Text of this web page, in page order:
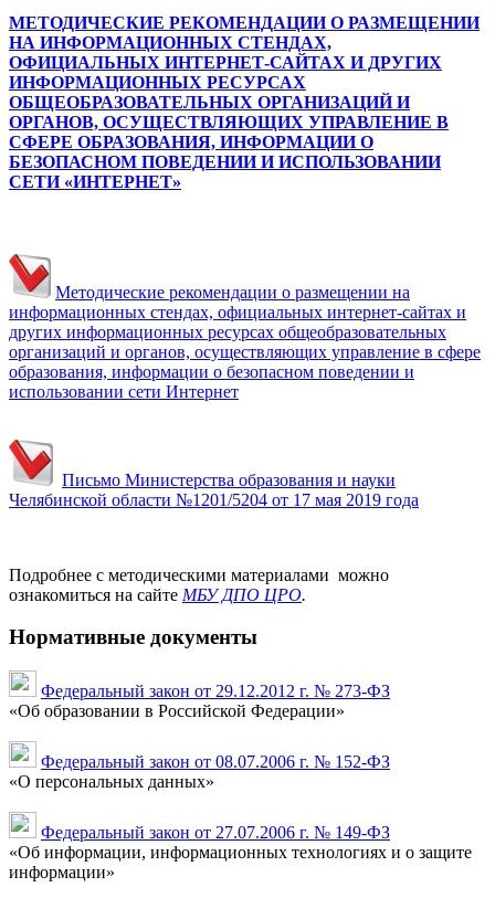
МЕТОДИЧЕСКИЕ РЕКОМЕНДАЦИИ О РАЗМЕЩЕНИИ
НА ИНФОРМАЦИОННЫХ СТЕНДАХ,
ОФИЦИАЛЬНЫХ ИНТЕРНЕТ-САЙТАХ И ДРУГИХ
ИНФОРМАЦИОННЫХ РЕСУРСАХ
ОБЩЕОБРАЗОВАТЕЛЬНЫХ ОРГАНИЗАЦИЙ И
ОРГАНОВ, ОСУЩЕСТВЛЯЮЩИХ УПРАВЛЕНИЕ В
СФЕРЕ ОБРАЗОВАНИЯ, ИНФОРМАЦИИ О
БЕЗОПАСНОМ ПОВЕДЕНИИ И ИСПОЛЬЗОВАНИИ
СЕТИ «ИНТЕРНЕТ»
Методические рекомендации о размещении на
информационных стендах, официальных интернет-сайтах и
других информационных ресурсах общеобразовательных
организаций и органов, осуществляющих управление в сфере
образования, информации о безопасном поведении и
использовании сети Интернет
Письмо Министерства образования и науки
Челябинской области №1201/5204 от 17 мая 2019 года
Подробнее с методическими материалами можно
ознакомиться на сайте МБУ ДПО ЦРО.
Нормативные документы
Федеральный закон от 29.12.2012 г. № 273-ФЗ
«Об образовании в Российской Федерации»
Федеральный закон от 08.07.2006 г. № 152-ФЗ
«О персональных данных»
Федеральный закон от 27.07.2006 г. № 149-ФЗ
«Об информации, информационных технологиях и о защите
информации»